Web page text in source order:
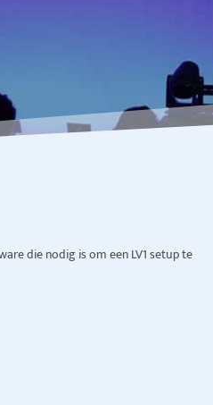
die nodig is om een LV1 setup te